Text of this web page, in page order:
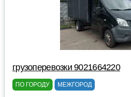
грузоперевозки 9021664220
ПО ГОРОДУ МЕЖГОРОД